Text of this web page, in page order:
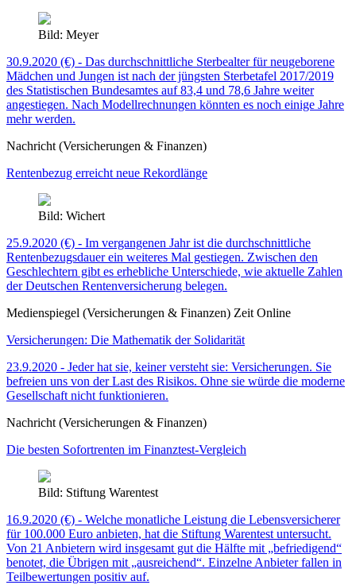
Bild: Meyer
30.9.2020 (€) - Das durchschnittliche Sterbealter für neugeborene
Mädchen und Jungen ist nach der jüngsten Sterbetafel 2017/2019
des Statistischen Bundesamtes auf 83,4 und 78,6 Jahre weiter
angestiegen. Nach Modellrechnungen könnten es noch einige Jahre
mehr werden.
Nachricht (Versicherungen & Finanzen)
Rentenbezug erreicht neue Rekordlänge
Bild: Wichert
25.9.2020 (€) - Im vergangenen Jahr ist die durchschnittliche
Rentenbezugsdauer ein weiteres Mal gestiegen. Zwischen den
Geschlechtern gibt es erhebliche Unterschiede, wie aktuelle Zahlen
der Deutschen Rentenversicherung belegen.
Medienspiegel (Versicherungen & Finanzen) Zeit Online
Versicherungen: Die Mathematik der Solidarität
23.9.2020 - Jeder hat sie, keiner versteht sie: Versicherungen. Sie
befreien uns von der Last des Risikos. Ohne sie würde die moderne
Gesellschaft nicht funktionieren.
Nachricht (Versicherungen & Finanzen)
Die besten Sofortrenten im Finanztest-Vergleich
Bild: Stiftung Warentest
16.9.2020 (€) - Welche monatliche Leistung die Lebensversicherer
für 100.000 Euro anbieten, hat die Stiftung Warentest untersucht.
Von 21 Anbietern wird insgesamt gut die Hälfte mit „befriedigend“
benotet, die Übrigen mit „ausreichend“. Einzelne Anbieter fallen in
Teilbewertungen positiv auf.